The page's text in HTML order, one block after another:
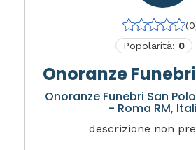
Popolarità: 0
Onoranze
Onoranze Funebri San
- Roma RM,
descrizione non